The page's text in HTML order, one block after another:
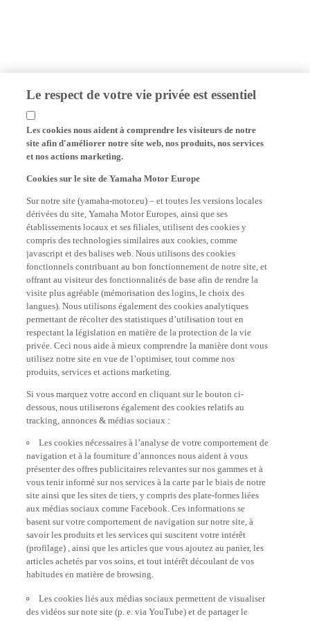
Le respect de votre vie privée est essentiel
Les cookies nous aident à comprendre les visiteurs de notre
site afin d'améliorer notre site web, nos produits, nos services
et nos actions marketing.
Cookies sur le site de Yamaha Motor Europe
Sur notre site (yamaha-motor.eu) – et toutes les versions locales
dérivées du site, Yamaha Motor Europes, ainsi que ses
établissements locaux et ses filiales, utilisent des cookies y
compris des technologies similaires aux cookies, comme
javascript et des balises web. Nous utilisons des cookies
fonctionnels contribuant au bon fonctionnement de notre site, et
offrant au visiteur des fonctionnalités de base afin de rendre la
visite plus agréable (mémorisation des logins, le choix des
langues). Nous utilisons également des cookies analytiques
permettant de récolter des statistiques d’utilisation tout en
respectant la législation en matière de la protection de la vie
privée. Ceci nous aide à mieux comprendre la manière dont vous
utilisez notre site en vue de l’optimiser, tout comme nos
produits, services et actions marketing.
Si vous marquez votre accord en cliquant sur le bouton ci-
dessous, nous utiliserons également des cookies relatifs au
tracking, annonces & médias sociaux :
Les cookies nécessaires à l’analyse de votre comportement de
navigation et à la fourniture d’annonces nous aident à vous
présenter des offres publicitaires relevantes sur nos gammes et à
vous tenir informé sur nos services à la carte par le biais de notre
site ainsi que les sites de tiers, y compris des plate-formes liées
aux médias sociaux comme Facebook. Ces informations se
basent sur votre comportement de navigation sur notre site, à
savoir les produits et les services qui suscitent votre intérêt
(profilage) , ainsi que les articles que vous ajoutez au panier, les
articles achetés par vos soins, et tout intérêt découlant de vos
habitudes en matière de browsing.
Les cookies liés aux médias sociaux permettent de visualiser
des vidéos sur note site (p. e. via YouTube) et de partager le